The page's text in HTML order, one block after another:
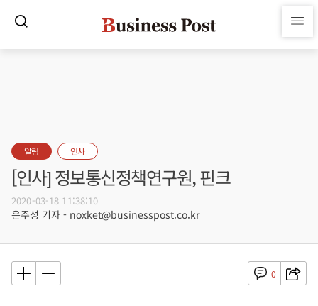
알림 인사
[인사] 정보통신정책연구원, 핀크
2020-03-18 11:38:10
은주성 기자 - noxket@businesspost.co.kr
0